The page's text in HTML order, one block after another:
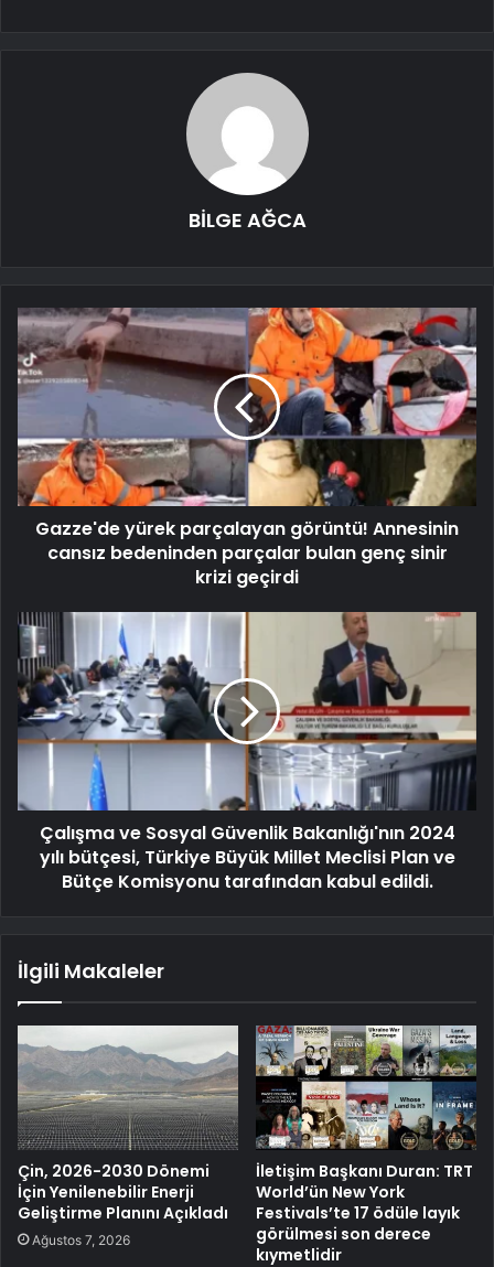
BİLGE AĞCA
Gazze'de yürek parçalayan görüntü! Annesinin
cansız bedeninden parçalar bulan genç sinir
krizi geçirdi
Çalışma ve Sosyal Güvenlik Bakanlığı'nın 2024
yılı bütçesi, Türkiye Büyük Millet Meclisi Plan ve
Bütçe Komisyonu tarafından kabul edildi.
İlgili Makaleler
Çin, 2026-2030 Dönemi
İçin Yenilenebilir Enerji
Geliştirme Planını Açıkladı
Ağustos 7, 2026
İletişim Başkanı Duran: TRT
World’ün New York
Festivals’te 17 ödüle layık
görülmesi son derece
kıymetlidir